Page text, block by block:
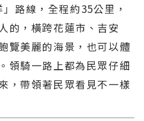
路線，全程約35公里，
的，橫跨花蓮市、吉安
覽美麗的海景，也可以體
領騎一路上都為民眾仔細
，帶領著民眾看見不一樣